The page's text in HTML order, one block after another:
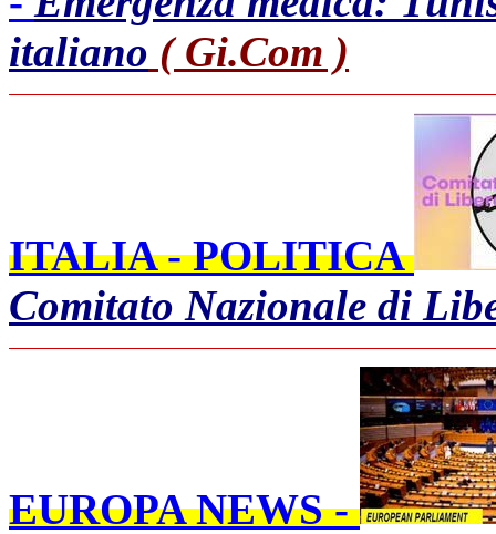
italiano ( Gi.Com )
ITALIA - POLITICA
Comitato Nazionale di
EUROPA NEWS -